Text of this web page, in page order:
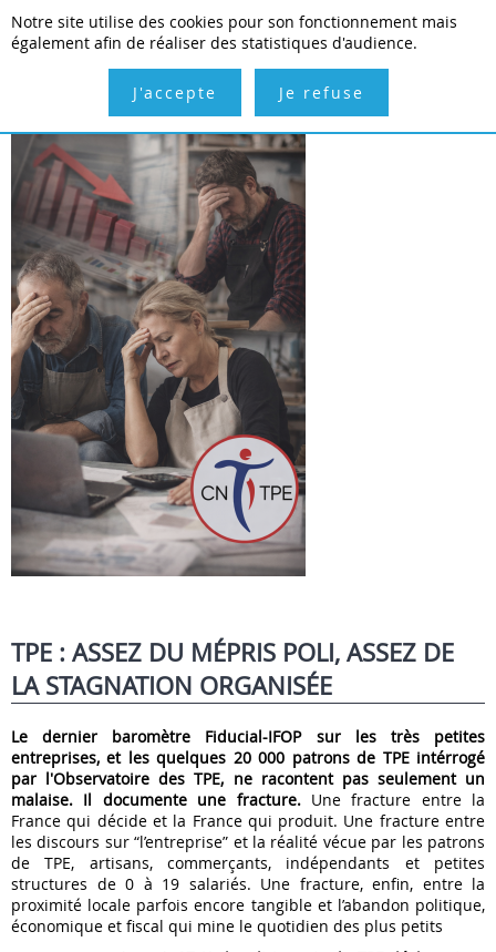
Inscription gratuite Connexion
TPE : ASSEZ DU MÉPRIS POLI, ASSEZ DE
LA STAGNATION ORGANISÉE
Le dernier baromètre Fiducial-IFOP sur les très petites
entreprises, et les quelques 20 000 patrons de TPE intérrogé
par l'Observatoire des TPE, ne racontent pas seulement un
malaise. Il documente une fracture.Une fracture entre la
France qui décide et la France qui produit. Une fracture entre
les discours sur “l’entreprise” et la réalité vécue par les patrons
de TPE, artisans, commerçants, indépendants et petites
structures de 0 à 19 salariés. Une fracture, enfin, entre la
proximité locale parfois encore tangible et l’abandon politique,
économique et fiscal qui mine le quotidien des plus petits
Notre site utilise des cookies pour son fonctionnement mais
également afin de réaliser des statistiques d'audience.
J'accepte Je refuse